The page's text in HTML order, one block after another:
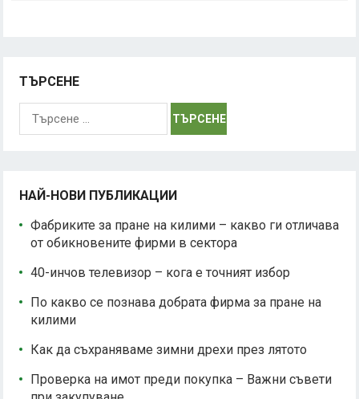
ТЪРСЕНЕ
Търсене
НАЙ-НОВИ ПУБЛИКАЦИИ
Фабриките за пране на килими – какво ги отличава
от обикновените фирми в сектора
40-инчов телевизор – кога е точният избор
По какво се познава добрата фирма за пране на
килими
Как да съхраняваме зимни дрехи през лятото
Проверка на имот преди покупка – Важни съвети